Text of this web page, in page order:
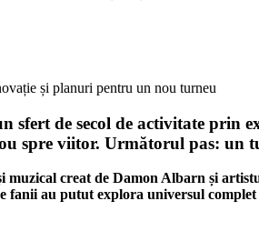
sfert de secol de activitate prin
spre viitor. Următorul pas: un
muzical creat de Damon Albarn și
fanii au putut explora universul